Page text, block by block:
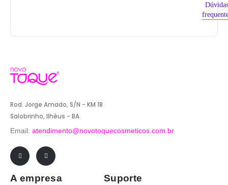
Rod. Jorge Amado, S/N - KM 18
Salobrinho, Ilhéus - BA
Email: atendimento@novotoquecosmeticos.com.br
A empresa Suporte